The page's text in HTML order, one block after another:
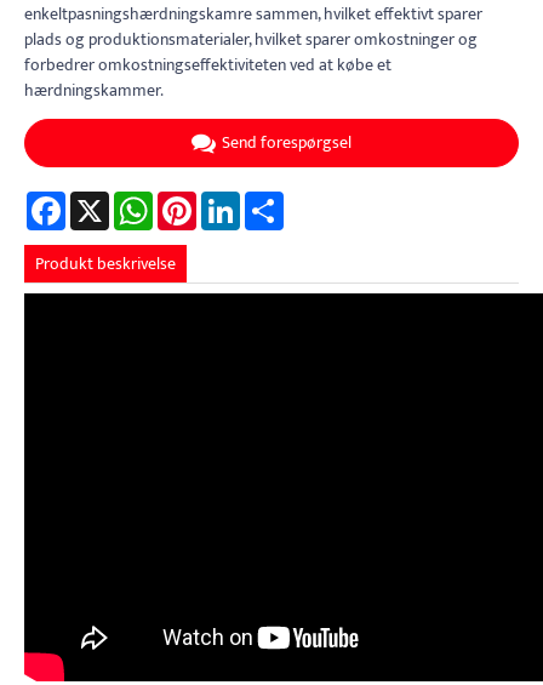
enkeltpasningshærdningskamre sammen, hvilket effektivt sparer
plads og produktionsmaterialer, hvilket sparer omkostninger og
forbedrer omkostningseffektiviteten ved at købe et
hærdningskammer.
Send forespørgsel
Facebook
X WhatsAppPinterestLinkedIn
Produkt beskrivelse